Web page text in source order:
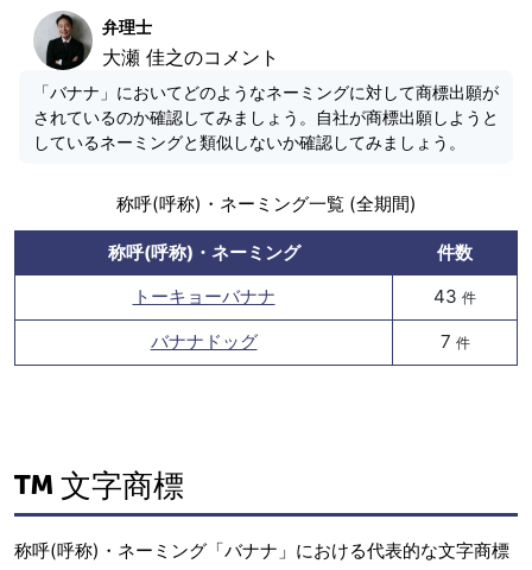
弁理士
大瀬 佳之のコメント
「バナナ」においてどのようなネーミングに対して商標出願が
されているのか確認してみましょう。自社が商標出願しようと
しているネーミングと類似しないか確認してみましょう。
称呼(呼称)・ネーミング一覧 (全期間)
称呼(呼称)・ネーミング
件数
トーキョーバナナ
43 件
バナナドッグ 7 件
文字商標
称呼(呼称)・ネーミング「バナナ」における代表的な文字商標